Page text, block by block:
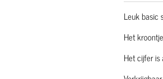
Leuk basic
Het
Het cijfer is